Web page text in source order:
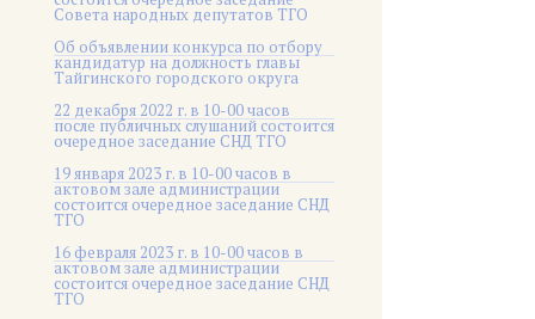
Совета народных депутатов ТГО
Об объявлении конкурса по отбору
кандидатур на должность главы
Тайгинского городского округа
22 декабря 2022 г. в 10-00 часов
после публичных слушаний состоится
очередное заседание СНД ТГО
19 января 2023 г. в 10-00 часов в
актовом зале администрации
состоится очередное заседание СНД
ТГО
16 февраля 2023 г. в 10-00 часов в
актовом зале администрации
состоится очередное заседание СНД
ТГО